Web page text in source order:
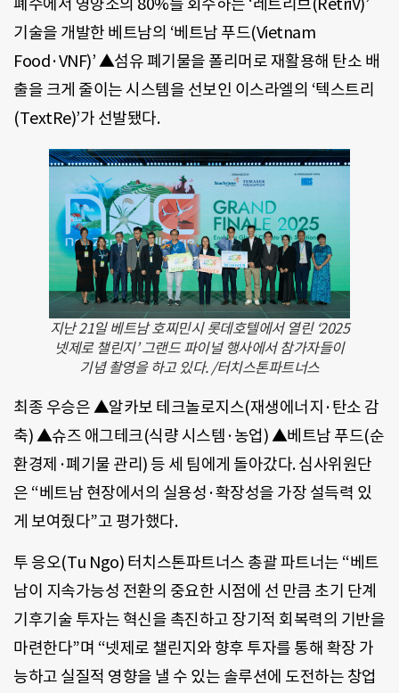
기술을 개발한 베트남의 ‘베트남 푸드(Vietnam
Food·VNF)’ ▲섬유 폐기물을 폴리머로 재활용해 탄소 배
출을 크게 줄이는 시스템을 선보인 이스라엘의 ‘텍스트리
(TextRe)’가 선발됐다.
지난 21일 베트남 호찌민시 롯데호텔에서 열린 ‘2025
넷제로 챌린지’ 그랜드 파이널 행사에서 참가자들이
기념 촬영을 하고 있다. /터치스톤파트너스
최종 우승은 ▲알카보 테크놀로지스(재생에너지·탄소 감
축) ▲슈즈 애그테크(식량 시스템·농업) ▲베트남 푸드(순
환경제·폐기물 관리) 등 세 팀에게 돌아갔다. 심사위원단
은 “베트남 현장에서의 실용성·확장성을 가장 설득력 있
게 보여줬다”고 평가했다.
투 응오(Tu Ngo) 터치스톤파트너스 총괄 파트너는 “베트
남이 지속가능성 전환의 중요한 시점에 선 만큼 초기 단계
기후기술 투자는 혁신을 촉진하고 장기적 회복력의 기반을
마련한다”며 “넷제로 챌린지와 향후 투자를 통해 확장 가
능하고 실질적 영향을 낼 수 있는 솔루션에 도전하는 창업